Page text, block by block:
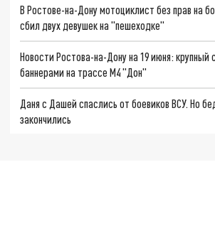
В Ростове-на-Дону мотоциклист без прав на
сбил двух девушек на "пешеходке"
Новости Ростова-на-Дону на 19 июня: крупный
баннерами на трассе М4 "Дон"
Даня с Дашей спаслись от боевиков ВСУ. Но
закончились